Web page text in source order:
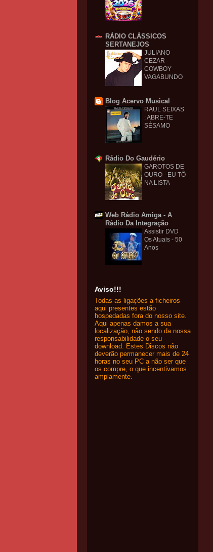
RÁDIO CLÁSSICOS
SERTANEJOS
JULIANO
CEZAR -
COWBOY
VAGABUNDO
Blog Acervo Musical
RAUL SEIXAS
: ABRE-TE
SÉSAMO
Rádio Do Gaudério
GAROTOS DE
OURO - EU TÔ
NA LISTA
Web Rádio Amiga - A
Rádio Da Integração
Assistir DVD
Os Atuais - 50
Anos
Aviso!!!
Todas as ligações a ficheiros
aqui presentes estão
hospedadas fora do nosso site.
Aqui apenas damos a sua
localização, não sendo da nossa
responsabilidade o seu
download. Estes Discos não
deverão permanecer mais de 24
horas no seu PC a não ser que
os compre, o que incentivamos
amplamente.